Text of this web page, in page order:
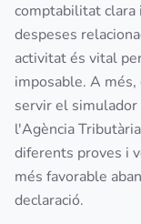
comptabilitat
despeses
activitat és vital
imposable. A
servir el
l'Agència
diferents proves i
més favorable
declaració.